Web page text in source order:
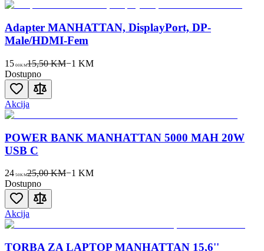
Adapter MANHATTAN, DisplayPort, DP-
Male/HDMI-Fem
15 00KM15,50 KM−1 KM
Dostupno
Akcija
POWER BANK MANHATTAN 5000 MAH 20W
USB C
24 50KM25,00 KM−1 KM
Dostupno
Akcija
TORBA ZA LAPTOP MANHATTAN 15,6''